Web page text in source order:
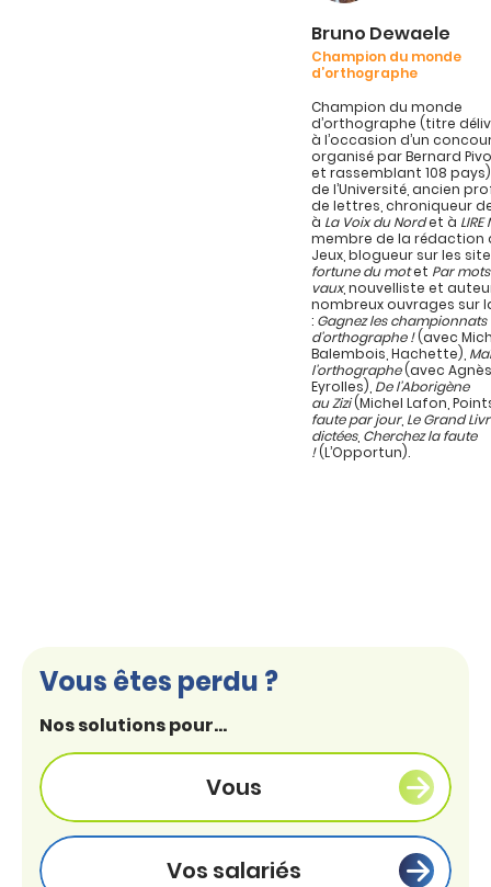
Bruno Dewaele
Champion du monde
d’orthographe
Champion du monde
d’orthographe (titre
à l’occasion d’un
organisé par Bernard
et rassemblant 108
de l’Université, ancien
de lettres, chroniqueur
à La Voix du Nordet à
membre de la rédaction
Jeux, blogueur sur les
fortune du motet Par
vaux, nouvelliste et
nombreux ouvrages sur
: Gagnez les championnats
d’orthographe !(avec
Balembois, Hachette),
l’orthographe(avec
Eyrolles), De l’Aborigène
au Zizi(Michel Lafon,
faute par jour, Le Grand
dictées, Cherchez la faute
!(L’Opportun).
Vous êtes perdu ?
Nos solutions pour...
Vous
Vos salariés